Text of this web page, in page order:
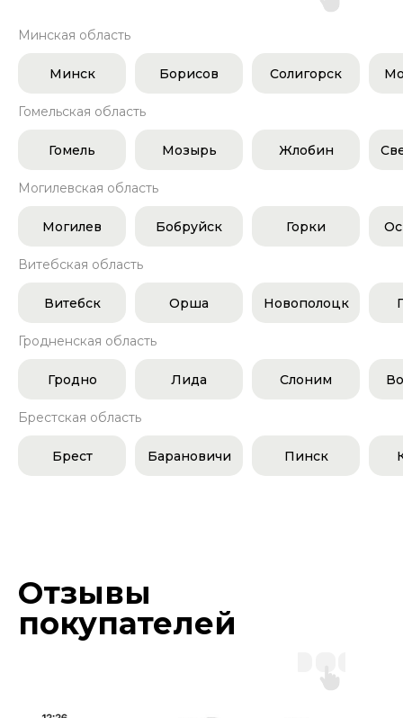
Минская область
Минск Борисов Солигорск
Гомельская область
Гомель Мозырь Жлобин
Могилевская область
Могилев Бобруйск Горки
Витебская область
Витебск Орша Новополоцк
Гродненская область
Гродно Лида Слоним
Брестская область
Брест Барановичи Пинск
Отзывы
покупателей